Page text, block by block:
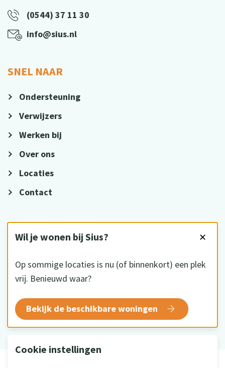
Wil je wonen bij Sius? ✕
Op sommige locaties is nu (of binnenkort) een plek
vrij. Benieuwd waar?
Bekijk de beschikbare woningen
Cookie instellingen
(0544) 37 11 30
info@sius.nl
SNEL NAAR
Ondersteuning
Verwijzers
Werken bij
Over ons
Locaties
Contact
HKZ gecertificeerd